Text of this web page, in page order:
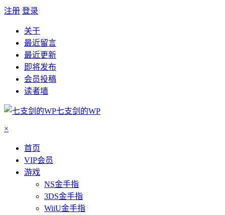
注册 登录
关于
最近留言
最近更新
即将发布
会员投稿
读者墙
七支剑的WP
×
首页
VIP会员
游戏
NS金手指
3DS金手指
WiiU金手指